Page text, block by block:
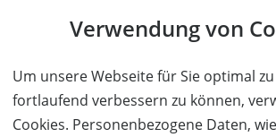
Verwendung von
Um unsere Webseite für Sie optimal
fortlaufend verbessern zu können,
Cookies. Personenbezogene Daten,